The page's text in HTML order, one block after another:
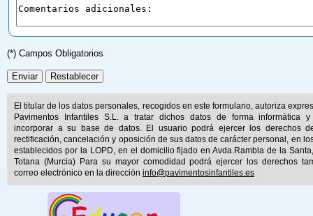
(*) Campos Obligatorios
El titular de los datos personales, recogidos en este formulario, autoriza
Pavimentos Infantiles S.L. a tratar dichos datos de forma informática y
incorporar a su base de datos. El usuario podrá ejercer los derechos
rectificación, cancelación y oposición de sus datos de carácter personal, en
establecidos por la LOPD, en el domicilio fijado en Avda.Rambla de la
Totana (Murcia) Para su mayor comodidad podrá ejercer los derechos
correo electrónico en la dirección info@pavimentosinfantiles.es